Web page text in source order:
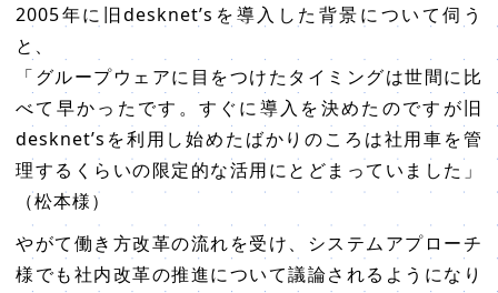
2005年に旧desknet’sを導入した背景について伺う
と、
「グループウェアに目をつけたタイミングは世間に比
べて早かったです。すぐに導入を決めたのですが旧
desknet’sを利用し始めたばかりのころは社用車を管
理するくらいの限定的な活用にとどまっていました」
（松本様）
やがて働き方改革の流れを受け、システムアプローチ
様でも社内改革の推進について議論されるようになり